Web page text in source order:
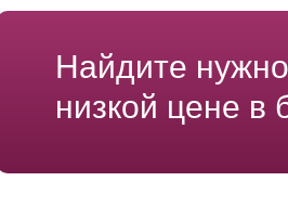
Найдите
низкой цене в